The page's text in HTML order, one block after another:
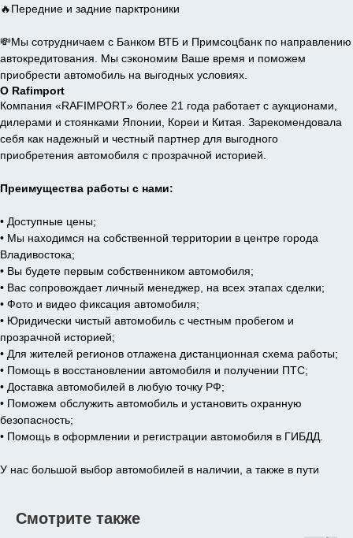
🔥Передние и задние парктроники
💸Мы сотрудничаем с Банком ВТБ и Примсоцбанк по направлению
автокредитования. Мы сэкономим Ваше время и поможем
приобрести автомобиль на выгодных условиях.
О Rafimport
Компания «RAFIMPORT» более 21 года работает с аукционами,
дилерами и стоянками Японии, Кореи и Китая. Зарекомендовала
себя как надежный и честный партнер для выгодного
приобретения автомобиля с прозрачной историей.
Преимущества работы с нами:
• Доступные цены;
• Мы находимся на собственной территории в центре города
Владивостока;
• Вы будете первым собственником автомобиля;
• Вас сопровождает личный менеджер, на всех этапах сделки;
• Фото и видео фиксация автомобиля;
• Юридически чистый автомобиль с честным пробегом и
прозрачной историей;
• Для жителей регионов отлажена дистанционная схема работы;
• Помощь в восстановлении автомобиля и получении ПТС;
• Доставка автомобилей в любую точку РФ;
• Поможем обслужить автомобиль и установить охранную
безопасность;
• Помощь в оформлении и регистрации автомобиля в ГИБДД.
У нас большой выбор автомобилей в наличии, а также в пути
Смотрите также